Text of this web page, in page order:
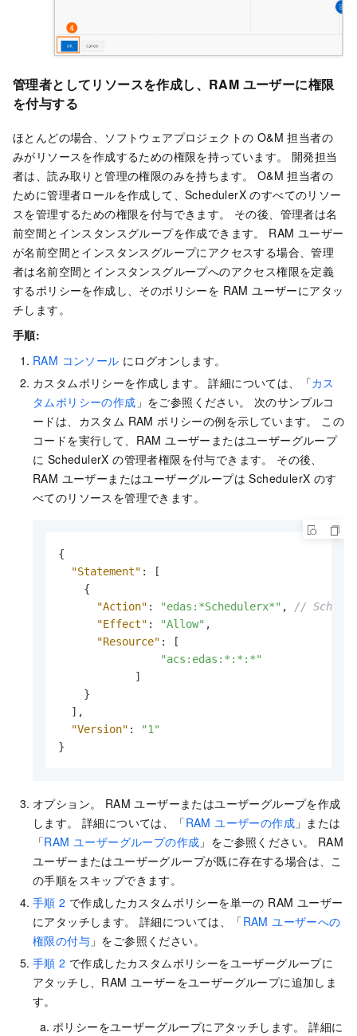
管理者としてリソースを作成し、RAM ユーザーに権限
を付与する
ほとんどの場合、ソフトウェアプロジェクトの O&M 担当者の
みがリソースを作成するための権限を持っています。 開発担当
者は、読み取りと管理の権限のみを持ちます。 O&M 担当者の
ために管理者ロールを作成して、SchedulerX のすべてのリソー
スを管理するための権限を付与できます。 その後、管理者は名
前空間とインスタンスグループを作成できます。 RAM ユーザー
が名前空間とインスタンスグループにアクセスする場合、管理
者は名前空間とインスタンスグループへのアクセス権限を定義
するポリシーを作成し、そのポリシーを RAM ユーザーにアタッ
チします。
手順:
RAM コンソール にログオンします。
カスタムポリシーを作成します。 詳細については、「カス
タムポリシーの作成 」をご参照ください。 次のサンプルコ
ードは、カスタム RAM ポリシーの例を示しています。 この
コードを実行して、RAM ユーザーまたはユーザーグループ
に SchedulerX の管理者権限を付与できます。 その後、
RAM ユーザーまたはユーザーグループは SchedulerX のす
べてのリソースを管理できます。
{
"Statement" :
[
{
"Action" : "edas:*Schedulerx*" ,
//
"Effect" : "Allow" ,
"Resource" :
[
"acs:edas:*:*:*"
]
}
] ,
"Version" :
"1"
}
オプション。 RAM ユーザーまたはユーザーグループを作成
します。 詳細については、「RAM ユーザーの作成 」または
「RAM ユーザーグループの作成 」をご参照ください。 RAM
ユーザーまたはユーザーグループが既に存在する場合は、こ
の手順をスキップできます。
手順 2 で作成したカスタムポリシーを単一の RAM ユーザー
にアタッチします。 詳細については、「RAM ユーザーへの
権限の付与 」をご参照ください。
手順 2 で作成したカスタムポリシーをユーザーグループに
アタッチし、RAM ユーザーをユーザーグループに追加しま
す。
ポリシーをユーザーグループにアタッチします。 詳細に